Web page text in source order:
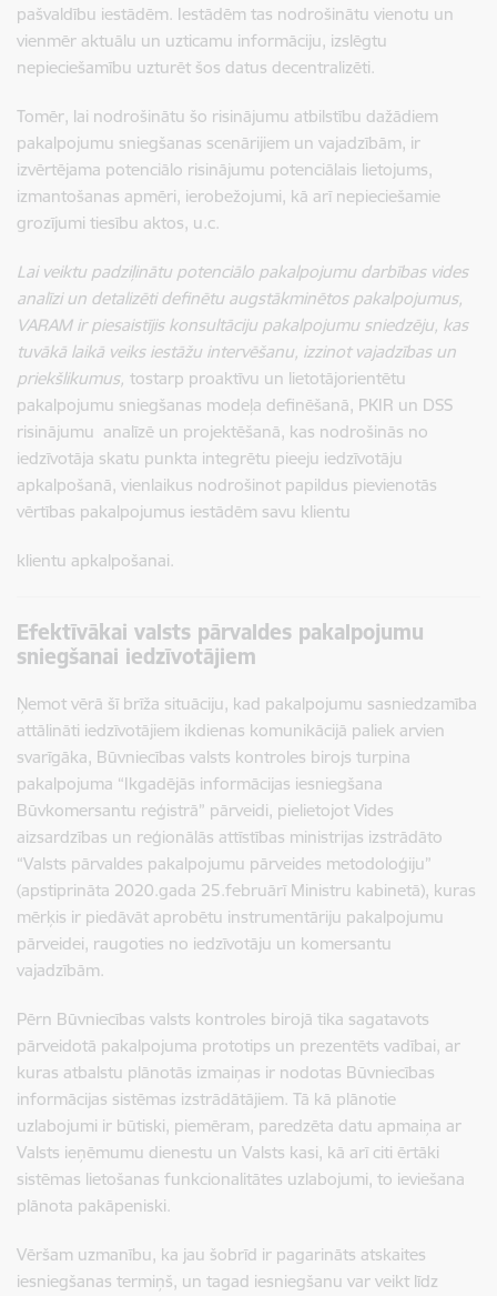
pašvaldību iestādēm. Iestādēm tas nodrošinātu vienotu un
vienmēr aktuālu un uzticamu informāciju, izslēgtu
nepieciešamību uzturēt šos datus decentralizēti.
Tomēr, lai nodrošinātu šo risinājumu atbilstību dažādiem
pakalpojumu sniegšanas scenārijiem un vajadzībām, ir
izvērtējama potenciālo risinājumu potenciālais lietojums,
izmantošanas apmēri, ierobežojumi, kā arī nepieciešamie
grozījumi tiesību aktos, u.c.
Lai veiktu padziļinātu potenciālo pakalpojumu darbības vides
analīzi un detalizēti definētu augstākminētos pakalpojumus,
VARAM ir piesaistījis konsultāciju pakalpojumu sniedzēju, kas
tuvākā laikā veiks iestāžu intervēšanu, izzinot vajadzības un
priekšlikumus, tostarp proaktīvu un lietotājorientētu
pakalpojumu sniegšanas modeļa definēšanā, PKIR un DSS
risinājumu analīzē un projektēšanā, kas nodrošinās no
iedzīvotāja skatu punkta integrētu pieeju iedzīvotāju
apkalpošanā, vienlaikus nodrošinot papildus pievienotās
vērtības pakalpojumus iestādēm savu klientu
klientu apkalpošanai.
Efektīvākai valsts pārvaldes pakalpojumu
sniegšanai iedzīvotājiem
Ņemot vērā šī brīža situāciju, kad pakalpojumu sasniedzamība
attālināti iedzīvotājiem ikdienas komunikācijā paliek arvien
svarīgāka, Būvniecības valsts kontroles birojs turpina
pakalpojuma “Ikgadējās informācijas iesniegšana
Būvkomersantu reģistrā” pārveidi, pielietojot Vides
aizsardzības un reģionālās attīstības ministrijas izstrādāto
“Valsts pārvaldes pakalpojumu pārveides metodoloģiju”
(apstiprināta 2020.gada 25.februārī Ministru kabinetā), kuras
mērķis ir piedāvāt aprobētu instrumentāriju pakalpojumu
pārveidei, raugoties no iedzīvotāju un komersantu
vajadzībām.
Pērn Būvniecības valsts kontroles birojā tika sagatavots
pārveidotā pakalpojuma prototips un prezentēts vadībai, ar
kuras atbalstu plānotās izmaiņas ir nodotas Būvniecības
informācijas sistēmas izstrādātājiem. Tā kā plānotie
uzlabojumi ir būtiski, piemēram, paredzēta datu apmaiņa ar
Valsts ieņēmumu dienestu un Valsts kasi, kā arī citi ērtāki
sistēmas lietošanas funkcionalitātes uzlabojumi, to ieviešana
plānota pakāpeniski.
Vēršam uzmanību, ka jau šobrīd ir pagarināts atskaites
iesniegšanas termiņš, un tagad iesniegšanu var veikt līdz